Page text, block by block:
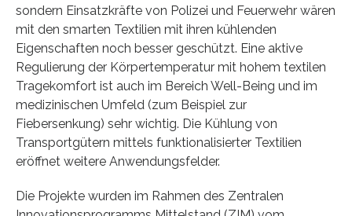
sondern Einsatzkräfte von Polizei und Feuerwehr wären
mit den smarten Textilien mit ihren kühlenden
Eigenschaften noch besser geschützt. Eine aktive
Regulierung der Körpertemperatur mit hohem textilen
Tragekomfort ist auch im Bereich Well-Being und im
medizinischen Umfeld (zum Beispiel zur
Fiebersenkung) sehr wichtig. Die Kühlung von
Transportgütern mittels funktionalisierter Textilien
eröffnet weitere Anwendungsfelder.
Die Projekte wurden im Rahmen des Zentralen